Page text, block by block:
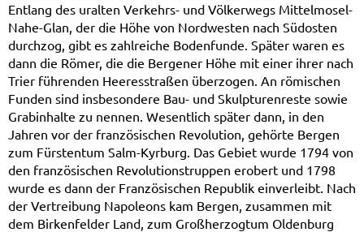
Entlang des uralten Verkehrs- und Völkerwegs Mittelmosel-
Nahe-Glan, der die Höhe von Nordwesten nach Südosten
durchzog, gibt es zahlreiche Bodenfunde. Später waren es
dann die Römer, die die Bergener Höhe mit einer ihrer nach
Trier führenden Heeresstraßen überzogen. An römischen
Funden sind insbesondere Bau- und Skulpturenreste sowie
Grabinhalte zu nennen. Wesentlich später dann, in den
Jahren vor der französischen Revolution, gehörte Bergen
zum Fürstentum Salm-Kyrburg. Das Gebiet wurde 1794 von
den französischen Revolutionstruppen erobert und 1798
wurde es dann der Französischen Republik einverleibt. Nach
der Vertreibung Napoleons kam Bergen, zusammen mit
dem Birkenfelder Land, zum Großherzogtum Oldenburg